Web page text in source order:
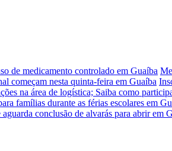
de medicamento controlado em Guaíba
começam nesta quinta-feira em Guaíba
na área de logística; Saiba como
famílias durante as férias escolares em
conclusão de alvarás para abrir em